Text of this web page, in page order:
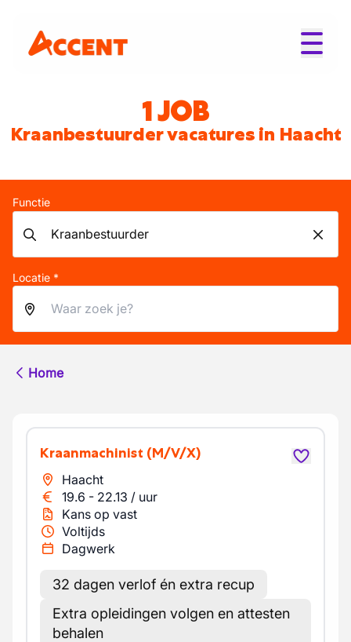
1 JOB
Kraanbestuurder vacatures in Haacht
Functie
Locatie *
Home
Kraanmachinist (M/V/X)
Haacht
19.6 - 22.13 / uur
Kans op vast
Voltijds
Dagwerk
32 dagen verlof én extra recup
Extra opleidingen volgen en attesten
behalen